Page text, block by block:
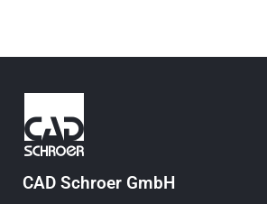
CAD Schroer GmbH